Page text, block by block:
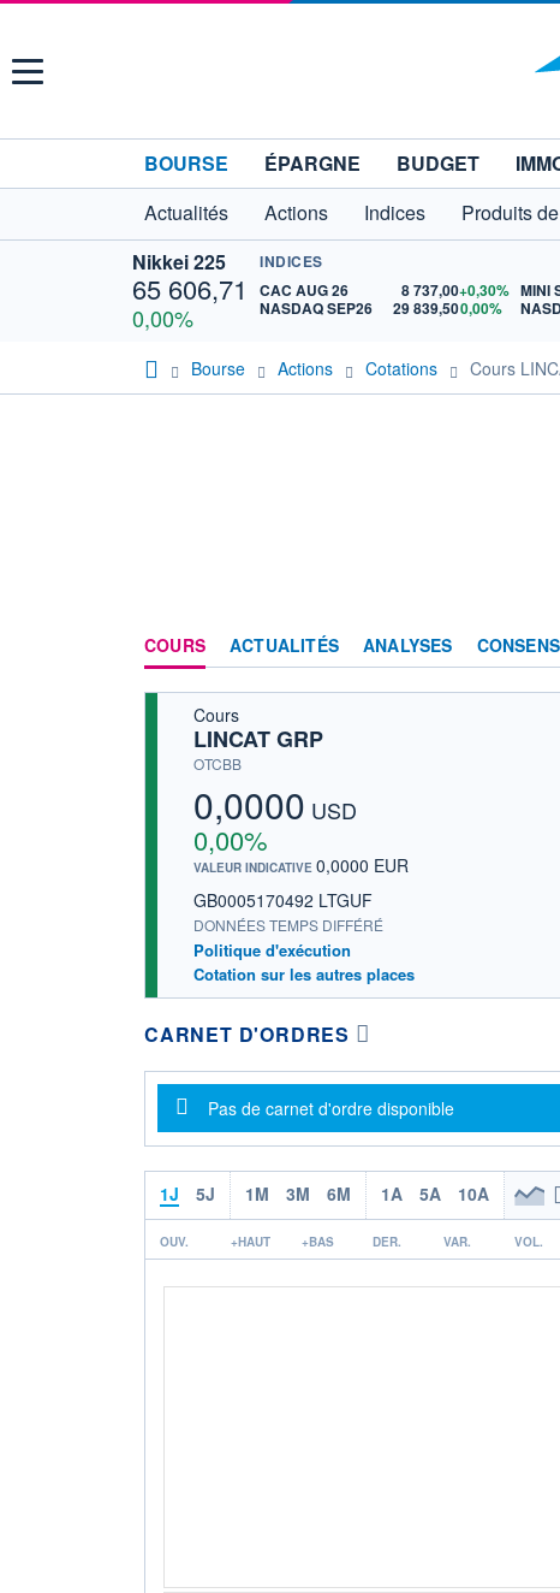
Menu
BOURSE ÉPARGNE BUDGET
Actualités
Actions Indices Produits
Nikkei 225
65 606,71
0,00%
INDICES
CAC AUG 26
8 737,00+0,30%
NASDAQ SEP26
29 839,500,00%
MINI
Bourse Actions Cotations Cours
COURS ACTUALITÉS ANALYSES
Cours
LINCAT GRP
OTCBB
0,0000 USD
0,00%
VALEUR INDICATIVE 0,0000 EUR
GB0005170492 LTGUF
DONNÉES TEMPS DIFFÉRÉ
Politique d'exécution
Cotation sur les autres places
CARNET D'ORDRES
Message d'information
Pas de carnet d'ordre disponible
1J 5J 1M 3M 6M 1A 5A 10A
OUV. +HAUT +BAS DER. VAR. VOL.